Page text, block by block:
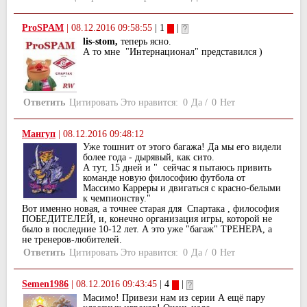
ProSPAM 08.12.2016 09:58:55 | 1
lis-stom, теперь ясно.
А то мне "Интернационал" представился )
Ответить Цитировать Это нравится: 0 Да / 0 Нет
Мангуп
08.12.2016 09:48:12
Уже тошнит от этого багажа! Да мы его видели
более года - дырявый, как сито.
А тут, 15 дней и " сейчас я пытаюсь привить
команде новую философию футбола от
Массимо Карреры и двигаться с красно-белыми
к чемпионству."
Вот именно новая, а точнее старая для Спартака , философия
ПОБЕДИТЕЛЕЙ, и, конечно организация игры, которой не
было в последние 10-12 лет. А это уже "багаж" ТРЕНЕРА, а
не тренеров-любителей.
Ответить Цитировать Это нравится: 0 Да / 0 Нет
Semen1986 08.12.2016 09:43:45 | 4
Масимо! Привези нам из серии А ещё пару